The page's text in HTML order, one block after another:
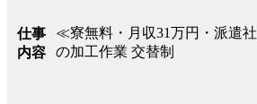
仕事
内容
≪寮無料・月収31万円・派遣
の加工作業 交替制